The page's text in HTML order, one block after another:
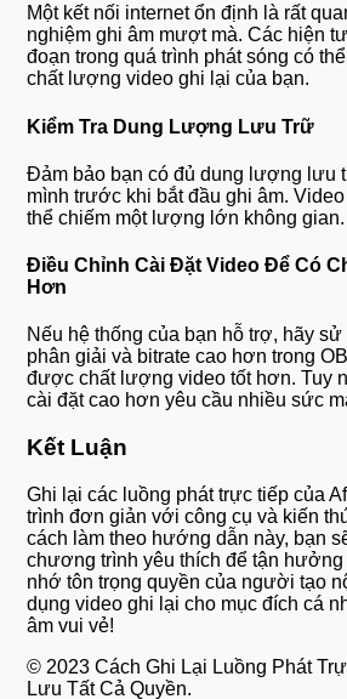
Một kết nối internet ổn định là rất
nghiệm ghi âm mượt mà. Các hiện
đoạn trong quá trình phát sóng có
chất lượng video ghi lại của bạn.
Kiểm Tra Dung Lượng Lưu Trữ
Đảm bảo bạn có đủ dung lượng lưu
mình trước khi bắt đầu ghi âm.
thể chiếm một lượng lớn không gian.
Điều Chỉnh Cài Đặt Video Để Có
Hơn
Nếu hệ thống của bạn hỗ trợ, hãy
phân giải và bitrate cao hơn trong
được chất lượng video tốt hơn. Tuy
cài đặt cao hơn yêu cầu nhiều sức
Kết Luận
Ghi lại các luồng phát trực tiếp của
trình đơn giản với công cụ và kiến
cách làm theo hướng dẫn này, bạn
chương trình yêu thích để tận
nhớ tôn trọng quyền của người tạo
dụng video ghi lại cho mục đích cá
âm vui vẻ!
© 2023 Cách Ghi Lại Luồng Phát
Lưu Tất Cả Quyền.